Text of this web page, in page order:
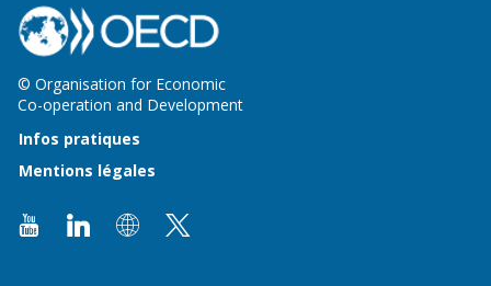
© Organisation for Economic
Co-operation and Development
Infos pratiques
Mentions légales